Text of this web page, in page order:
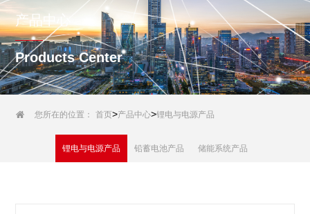
产品中心
Products Center
 您所在的位置： 首页>产品中心>锂电与电源产品
锂电与电源产品 铅蓄电池产品 储能系统产品